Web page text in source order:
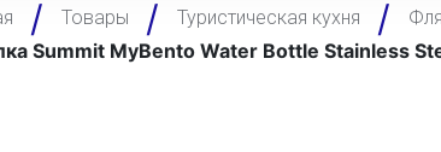
Товары Туристическая кухня
Summit MyBento Water Bottle Stainless